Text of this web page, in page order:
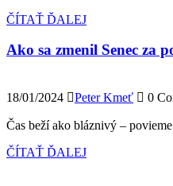
ČÍTAŤ ĎALEJ
Ako sa zmenil Senec za
18/01/2024 Peter Kmeť 0
Čas beží ako bláznivý –
ČÍTAŤ ĎALEJ